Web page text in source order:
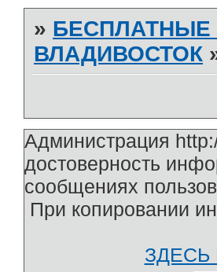
» БЕСПЛАТНЫЕ
ВЛАДИВОСТОК
Администрация
достоверность
сообщениях
При копировании
ЗДЕСЬ